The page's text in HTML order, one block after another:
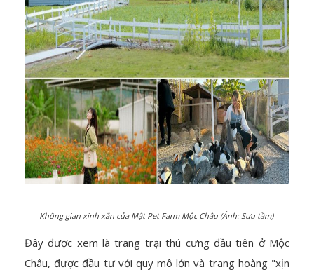
Không gian xinh xắn của Mật Pet Farm Mộc Châu (Ảnh: Sưu tầm)
Đây được xem là trang trại thú cưng đầu tiên ở Mộc
Châu, được đầu tư với quy mô lớn và trang hoàng "xịn